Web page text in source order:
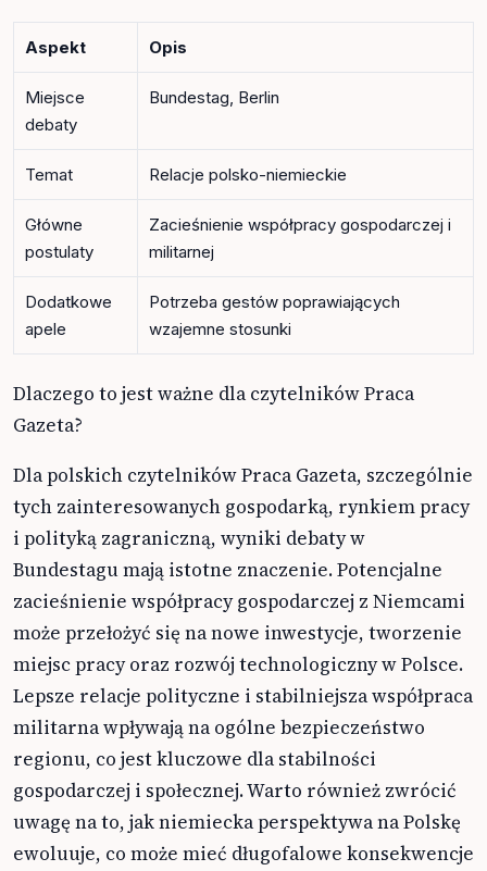
Aspekt Opis
Miejsce
debaty
Bundestag, Berlin
Temat Relacje polsko-niemieckie
Główne
postulaty
Zacieśnienie współpracy gospodarczej i
militarnej
Dodatkowe
apele
Potrzeba gestów poprawiających
wzajemne stosunki
Dlaczego to jest ważne dla czytelników Praca
Gazeta?
Dla polskich czytelników Praca Gazeta, szczególnie
tych zainteresowanych gospodarką, rynkiem pracy
i polityką zagraniczną, wyniki debaty w
Bundestagu mają istotne znaczenie. Potencjalne
zacieśnienie współpracy gospodarczej z Niemcami
może przełożyć się na nowe inwestycje, tworzenie
miejsc pracy oraz rozwój technologiczny w Polsce.
Lepsze relacje polityczne i stabilniejsza współpraca
militarna wpływają na ogólne bezpieczeństwo
regionu, co jest kluczowe dla stabilności
gospodarczej i społecznej. Warto również zwrócić
uwagę na to, jak niemiecka perspektywa na Polskę
ewoluuje, co może mieć długofalowe konsekwencje